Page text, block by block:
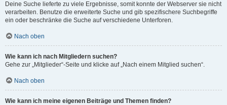
Deine Suche lieferte zu viele Ergebnisse, somit konnte der Webserver sie nicht
verarbeiten. Benutze die erweiterte Suche und gib spezifischere Suchbegriffe
ein oder beschränke die Suche auf verschiedene Unterforen.
Nach oben
Wie kann ich nach Mitgliedern suchen?
Gehe zur „Mitglieder“-Seite und klicke auf „Nach einem Mitglied suchen“.
Nach oben
Wie kann ich meine eigenen Beiträge und Themen finden?